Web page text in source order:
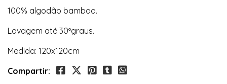
100% algodão bamboo.
Lavagem até 30ºgraus.
Medida: 120x120cm
Compartir: